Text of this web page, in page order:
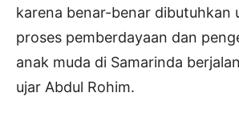
karena benar-benar dibutuhkan
proses pemberdayaan dan
anak muda di Samarinda
ujar Abdul Rohim.